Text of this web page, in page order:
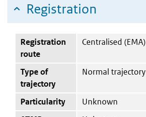
Registration
Registration
route
Centralised (EMA)
Type of
trajectory
Normal trajectory
Particularity
Unknown